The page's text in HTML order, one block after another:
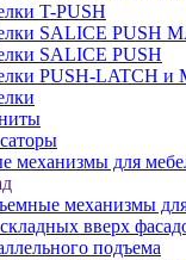
T-PUSH
SALICE PUSH
SALICE PUSH
PUSH-LATCH и
механизмы для
механизмы
вверх
подъема